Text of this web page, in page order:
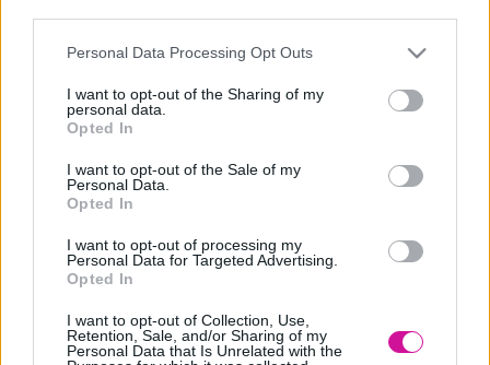
Please note that this website/app uses one or more Google
not limited to your visit or usage behaviour. You may click to
grant or deny consent to Google and its third-party tags to
use your data for below specified purposes in below Google
consent section.
Personal Data Processing Opt Outs
I want to opt-out of the Sharing of my
personal data.
Opted In
I want to opt-out of the Sale of my
Personal Data.
Opted In
I want to opt-out of processing my
Personal Data for Targeted Advertising.
Opted In
I want to opt-out of Collection, Use,
Retention, Sale, and/or Sharing of my
Personal Data that Is Unrelated with the
ΧΤΥΠΑ ΤΟ στο κέντρο Δωδεκανήσου 11,
Megastore ΧΤΥΠΑ ΤΟ στο 7ο Χλμ. Θεσσαλονίκης
Λαγκαδά, έναντι ΤΙΤΑΝ
κατάστημαwww.xtypato.com
Θα βρεις ότι χρειαστείς.
Κλιματιστικά ,θερμαντικά, αφυγραντήρες, Gadget, αξεσουάρ
κινητών ή αυτοκινήτων, ηλεκτρικές συσκευές, ηλεκτρικά scooter,
αυτοκίνητα, είδη προσωπικής φροντίδας και η λίστα των προϊόντων
συνεχίζεται….
: 3 τυχεροί/ρες ακροατές/τριες θα κερδίσουν από μια
ηλεκτρική σκούπα αυτοκινήτου.
Τα βήματα απλά!